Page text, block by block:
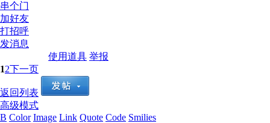
串个门
加好友
打招呼
发消息
使用道具 举报
12下一页
返回列表
高级模式
B Color Image Link Quote Code Smilies